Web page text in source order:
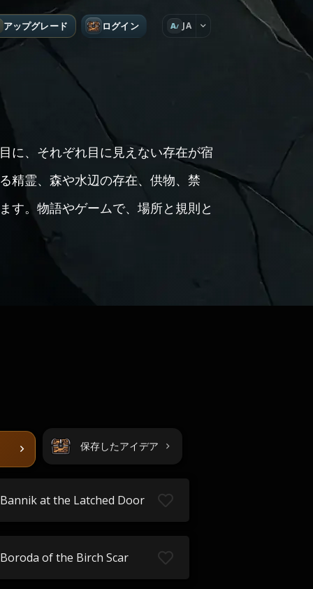
アップグレード ログイン A JA
に、それぞれ目に見えない存在が宿
精霊、森や水辺の存在、供物、禁
す。物語やゲームで、場所と規則と
保存したアイデア
Bannik at the Latched Door
Boroda of the Birch Scar